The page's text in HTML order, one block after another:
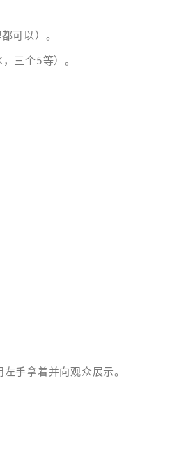
可以）。
三个5等）。
手拿着并向观众展示。